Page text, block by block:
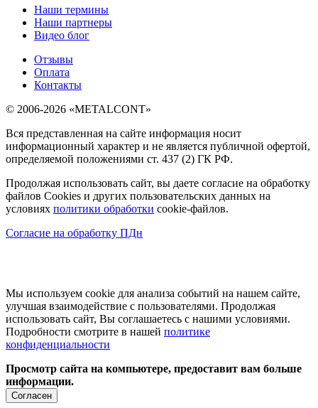
Наши термины
Наши партнеры
Видео блог
Отзывы
Оплата
Контакты
© 2006-2026 «METALCONT»
Вся представленная на сайте информация носит
информационный характер и не является публичной офертой,
определяемой положениями ст. 437 (2) ГК РФ.
Продолжая использовать сайт, вы даете согласие на обработку
файлов Cookies и других пользовательских данных на
условиях политики обработки cookie-файлов.
Согласие на обработку ПДн
Мы используем cookie для анализа событий на нашем сайте,
улучшая взаимодействие с пользователями. Продолжая
использовать сайт, Вы соглашаетесь с нашими условиями.
Подробности смотрите в нашей политике
конфиденциальности
Просмотр сайта на компьютере, предоставит вам больше
информации.
Согласен